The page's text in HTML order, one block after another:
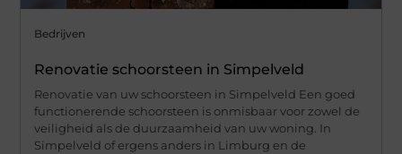
Bedrijven
Renovatie schoorsteen in Simpelveld
Renovatie van uw schoorsteen in Simpelveld Een goed
functionerende schoorsteen is onmisbaar voor zowel de
veiligheid als de duurzaamheid van uw woning. In
Simpelveld of ergens anders in Limburg en de